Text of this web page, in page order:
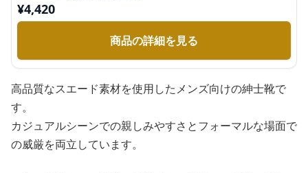
¥4,420
商品の詳細を見る
高品質なスエード素材を使用したメンズ向けの紳士靴で
す。
カジュアルシーンでの親しみやすさとフォーマルな場面で
の威厳を両立しています。